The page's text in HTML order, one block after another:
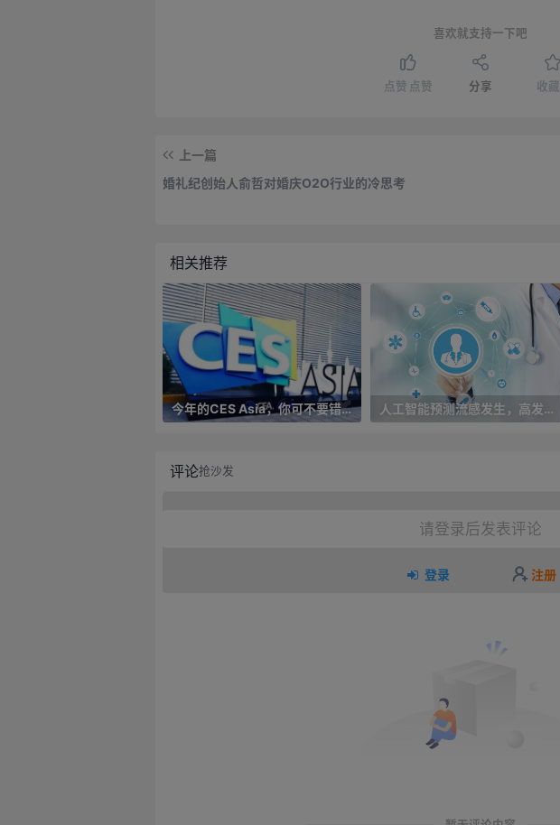
喜欢就支持一下吧
点赞 点赞 分享 收藏
上一篇
婚礼纪创始人俞哲对婚庆O2O行业的冷思考
相关推荐
今年的CES Asia，你可不要错过这些自动驾驶看点 人工智能预测流感发生，高发季预测准确率可达到90%以上
评论抢沙发
请登录后发表评论
登录 注册